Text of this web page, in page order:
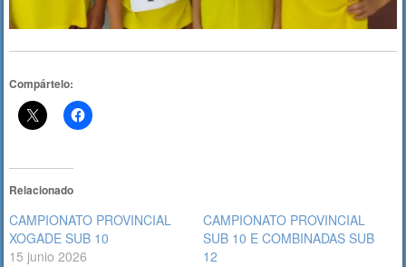
Compártelo:
Relacionado
CAMPIONATO PROVINCIAL
XOGADE SUB 10
15 junio 2026
CAMPIONATO PROVINCIAL
SUB 10 E COMBINADAS SUB
12